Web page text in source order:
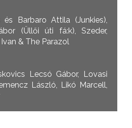
és Barbaro Attila (Junkies),
(Üllői úti fá:k), Szeder,
& The Parazol
Lecsó Gábor, Lovasi
László, Likó Marcell,